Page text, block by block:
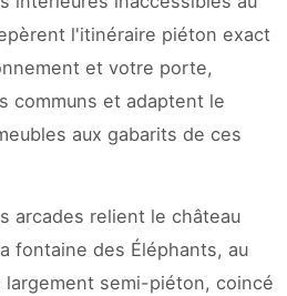
l'itinéraire piéton exact
et votre porte,
communs et adaptent le
aux gabarits de ces
arcades relient le château
fontaine des Éléphants, au
semi-piéton, coincé